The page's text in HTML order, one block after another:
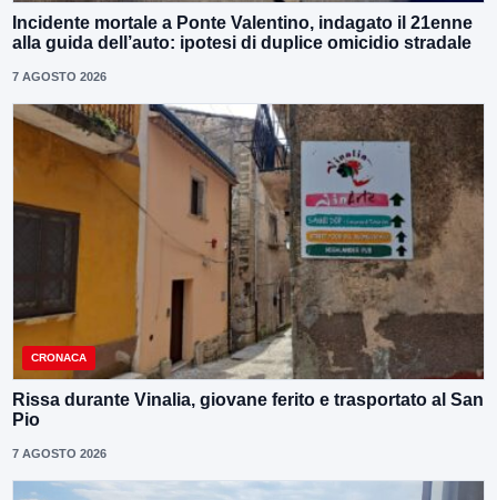
Incidente mortale a Ponte Valentino, indagato il 21enne
alla guida dell’auto: ipotesi di duplice omicidio stradale
7 AGOSTO 2026
CRONACA
Rissa durante Vinalia, giovane ferito e trasportato al San
Pio
7 AGOSTO 2026